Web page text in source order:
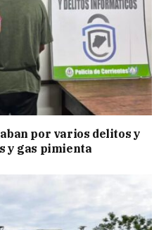
por varios delitos y
y gas pimienta